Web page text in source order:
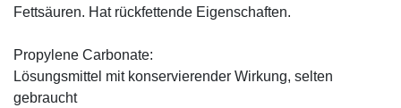
Fettsäuren. Hat rückfettende Eigenschaften.
Propylene Carbonate:
Lösungsmittel mit konservierender Wirkung, selten
gebraucht